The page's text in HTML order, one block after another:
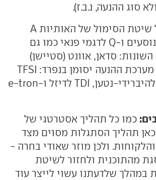
סוג ההנעה, נ.ב.ז).
אודי תשמור על שיטת הסימול של האותיות A
לדגמי מכוניות נוסעים ו-Q לדגמי פנאי כמו גם
סדאן, אוונט (סטיישן)
וספורטבק. סוג מערכת ההנעה יסומן בנפרד: TFSI
לבנזין, TFSI-e להיברידי-נטען, TDI לדיזל ו-e-tron
כמו כל תהליך אסטרטגי של
כאן תהליך הסתגלות מסוים מצד
ולכן מוזר שאודי בחרה -
מהתוכנית ולחזור לשיטת
שלדעתנו עשוי לייצר עוד